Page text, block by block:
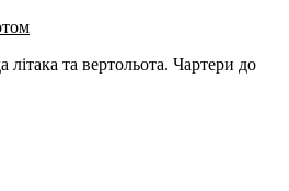
літака та вертольота. Чартери до